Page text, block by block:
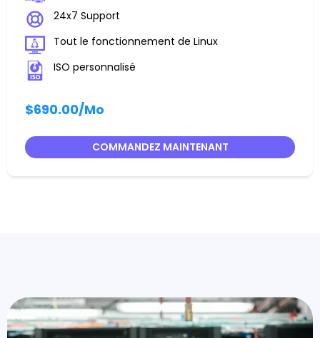
24x7 Support
Tout le fonctionnement de Linux
ISO personnalisé
$690.00/Mo
COMMANDEZ MAINTENANT